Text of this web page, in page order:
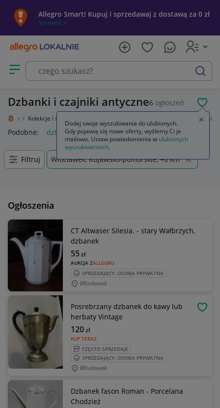
Allegro Smart! Kupuj i sprzedawaj z dostawą za 0 zł
Sprawdź »
Otwórz menu z kategoriami
szukaj
Dzbanki i czajniki antyczne6 ogłoszeń
Kolekcje i sztuka Dzbanki i czajniki
Podobne: dzbanki i czajniki
Filtruj Włocławek, Kujawsko-pomorskie, +0 km
Ogłoszenia
CT Altwaser Silesia. - stary Wałbrzych,
dzbanek
AUKCJA ZALLEGRO
55zł
SPRZEDAJĄCY: OSOBA PRYWATNA
Włocławek
Posrebrzany dzbanek do kawy lub
herbaty Vintage
KUP TERAZ
120zł
CZĘSTO SPRZEDAJE
SPRZEDAJĄCY: OSOBA PRYWATNA
Włocławek
Dzbanek fason Roman - Porcelana
Chodzież
Dodaj swoje wyszukiwania do ulubionych.
Gdy pojawią się nowe oferty, wyślemy Ci je
mailowo. Ustaw powiadomienia w ulubionych
wyszukiwaniach.